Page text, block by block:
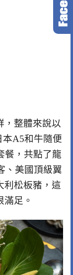
，整體來說以
A5和牛隨便
餐，共點了龍
、美國頂級翼
利松板豬，這
足。